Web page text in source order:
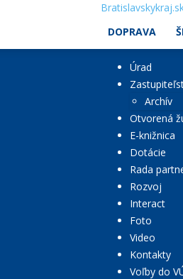
DOPRAVA
Úrad
Archív
Otvorená
E-knižnica
Dotácie
Rada
Rozvoj
Interact
Foto
Video
Kontakty
Voľby do